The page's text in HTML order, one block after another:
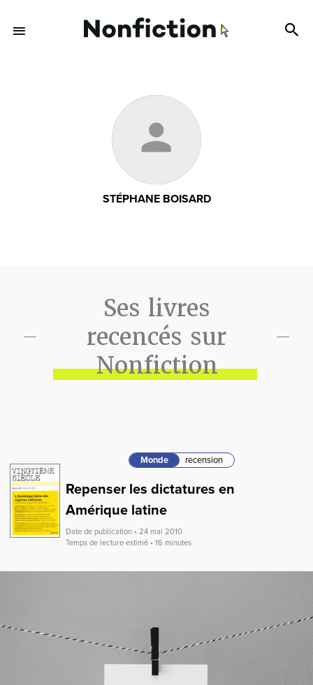
STÉPHANE BOISARD
Ses livres
recencés sur
Nonfiction
Monde recension
Repenser les dictatures en
Amérique latine
Date de publication • 24 mai 2010
Temps de lecture estimé • 16 minutes